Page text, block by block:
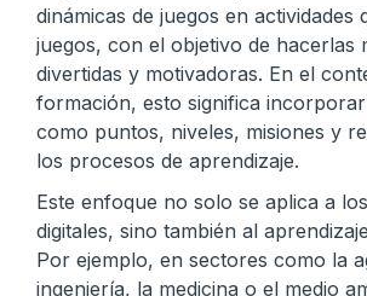
dinámicas de juegos en actividades
juegos, con el objetivo de hacerlas
divertidas y motivadoras. En el
formación, esto significa
como puntos, niveles, misiones y
los procesos de aprendizaje.
Este enfoque no solo se aplica a
digitales, sino también al
Por ejemplo, en sectores como la
ingeniería, la medicina o el medio